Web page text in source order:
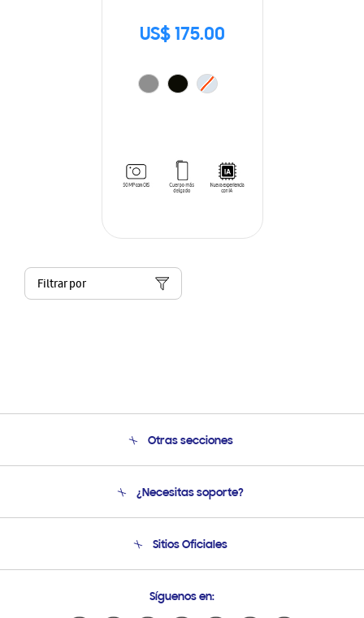
US$ 175.00
Filtrar por
Otras secciones
Soporte
¿Necesitas soporte?
Soporte vía eMail
Sitios Oficiales
Samsung Ecuador
Síguenos en: